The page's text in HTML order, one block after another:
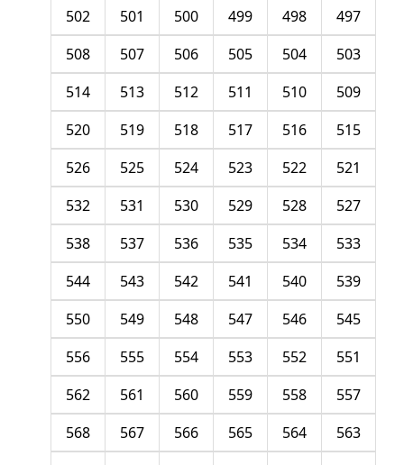
497
498
499
500
501
502
503
504
505
506
507
508
509
510
511
512
513
514
515
516
517
518
519
520
521
522
523
524
525
526
527
528
529
530
531
532
533
534
535
536
537
538
539
540
541
542
543
544
545
546
547
548
549
550
551
552
553
554
555
556
557
558
559
560
561
562
563
564
565
566
567
568